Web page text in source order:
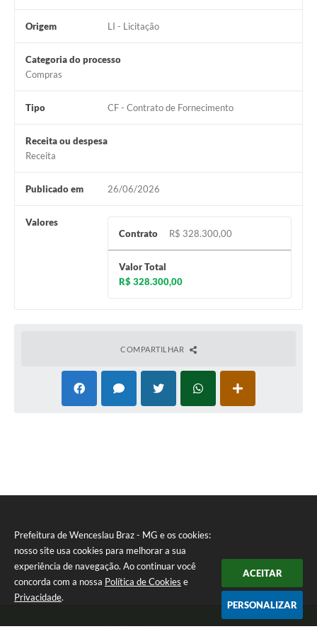
Prefeitura de Wenceslau Braz - MG e os cookies:
nosso site usa cookies para melhorar a sua
experiência de navegação. Ao continuar você
concorda com a nossa Política de Cookies e
Privacidade.
ACEITAR
PERSONALIZAR
Origem LI - Licitação
Categoria do processo
Compras
Tipo CF - Contrato de Fornecimento
Receita ou despesa
Receita
Publicado em 26/06/2026
Valores
Contrato
R$ 328.300,00
Valor Total
R$ 328.300,00
COMPARTILHAR
Telefone: (35) 99971-1768